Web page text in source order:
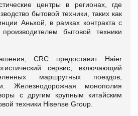
центры в регионах, где
бытовой техники, таких как
Аньхой, в рамках контракта с
бытовой техники
CRC предоставит Haier
сервис, включающий
маршрутных поездов,
Железнодорожная монополия
с другим крупным китайским
техники Hisense Group.